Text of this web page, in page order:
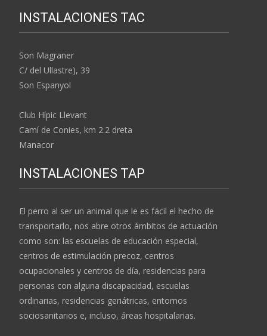
INSTALACIONES TAC
Son Magraner
C/ del Ullastre), 39
Son Espanyol
Club Hípic Llevant
Camí de Conies, km 2.2 dreta
Manacor
INSTALACIONES TAP
El perro al ser un animal que le es fácil el hecho de
transportarlo, nos abre otros ámbitos de actuación
como son: las escuelas de educación especial,
centros de estimulación precoz, centros
ocupacionales y centros de día, residencias para
personas con alguna discapacidad, escuelas
ordinarias, residencias geriátricas, entornos
sociosanitarios e, incluso, áreas hospitalarias.